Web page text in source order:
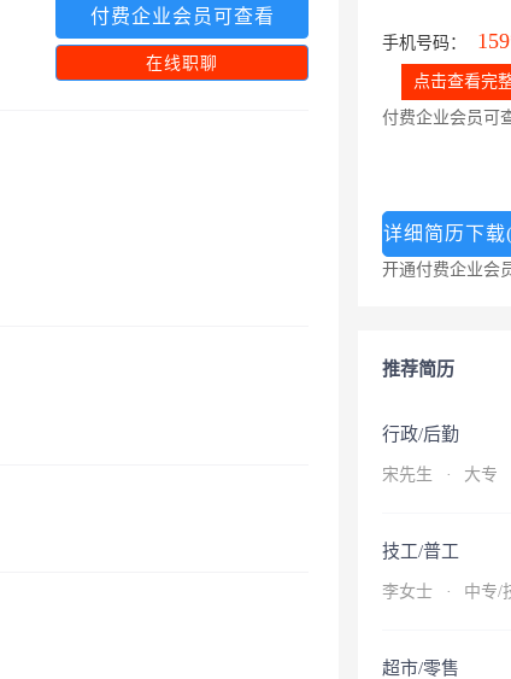
付费企业会员可查看
在线职聊
手机号码：
点击查看完
付费企业会员可
详细简历下载
开通付费企业会
推荐简历
行政/后勤
宋先生 · 大专
技工/普工
李女士 · 中专/
超市/零售